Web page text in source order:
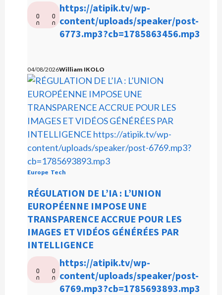
u
r
a
u
d
i
o
0
0
0
0
https://atipik.tv/wp-
content/uploads/speaker/post-
6773.mp3?cb=1785863456.mp3
04/08/2026William IKOLO
Europe Tech
RÉGULATION DE L’IA : L’UNION
EUROPÉENNE IMPOSE UNE
TRANSPARENCE ACCRUE POUR LES
IMAGES ET VIDÉOS GÉNÉRÉES PAR
INTELLIGENCE
0
0
0
0
https://atipik.tv/wp-
content/uploads/speaker/post-
6769.mp3?cb=1785693893.mp3